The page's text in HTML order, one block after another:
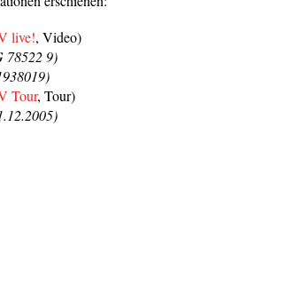
live!, Video)
78522 9)
Tour, Tour)